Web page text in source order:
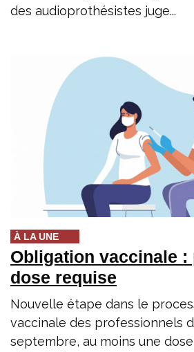
des audioprothésistes juge...
À LA UNE
Obligation vaccinale :
dose requise
Nouvelle étape dans le
vaccinale des professionnels
septembre, au moins une